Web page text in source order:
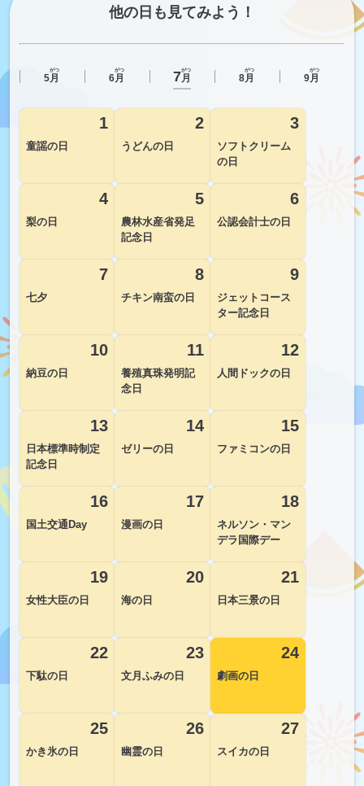
他の日も見てみよう！
5月
がつ
6月
がつ 7月
がつ
8月
がつ
9月
がつ
1
童謡の日
2
うどんの日
3
ソフトクリーム
の日
4
梨の日
5
農林水産省発足
記念日
6
公認会計士の日
7
七夕
8
チキン南蛮の日
9
ジェットコース
ター記念日
10
納豆の日
11
養殖真珠発明記
念日
12
人間ドックの日
13
日本標準時制定
記念日
14
ゼリーの日
15
ファミコンの日
16
国土交通Day
17
漫画の日
18
ネルソン・マン
デラ国際デー
19
女性大臣の日
20
海の日
21
日本三景の日
22
下駄の日
23
文月ふみの日
24
劇画の日
25
かき氷の日
26
幽霊の日
27
スイカの日